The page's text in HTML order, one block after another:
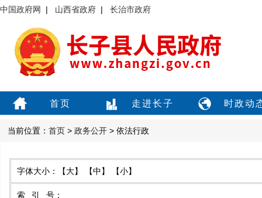
中国政府网 | 山西省政府 | 长治市政府
首页 走进长子 时政动
当前位置： 首页 > 政务公开 > 依法行政
字体大小： 【大】 【中】 【小】
索引号 ：